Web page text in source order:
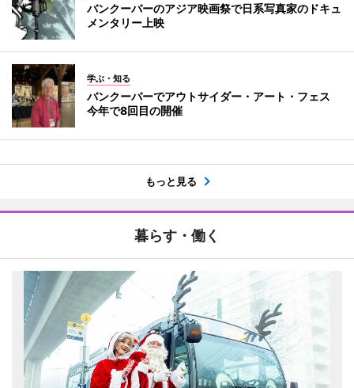
バンクーバーのアジア映画祭で日系写真家のドキュ
メンタリー上映
学ぶ・知る
バンクーバーでアウトサイダー・アート・フェス
今年で8回目の開催
もっと見る
暮らす・働く